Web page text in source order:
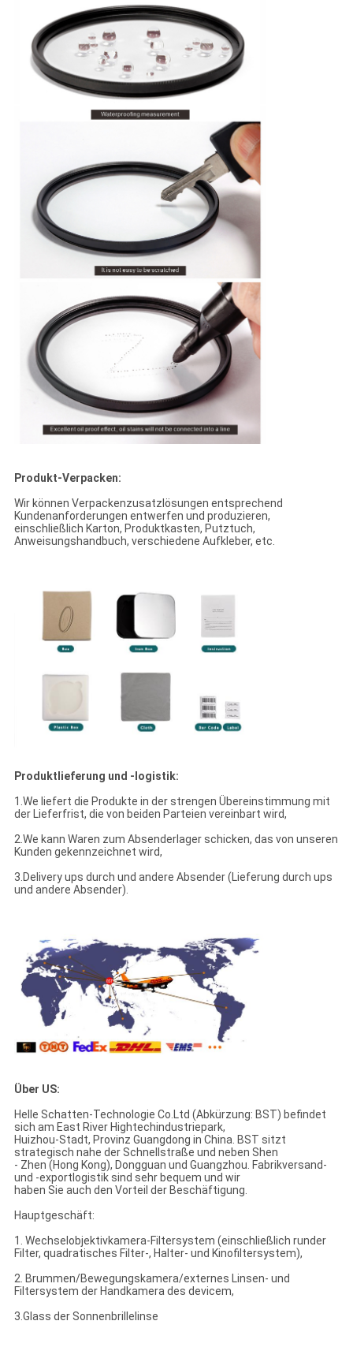
Produkt-Verpacken:
Wir können Verpackenzusatzlösungen entsprechend
Kundenanforderungen entwerfen und produzieren,
einschließlich Karton, Produktkasten, Putztuch,
Anweisungshandbuch, verschiedene Aufkleber, etc.
Produktlieferung und -logistik:
1.We liefert die Produkte in der strengen Übereinstimmung mit
der Lieferfrist, die von beiden Parteien vereinbart wird,
2.We kann Waren zum Absenderlager schicken, das von unseren
Kunden gekennzeichnet wird,
3.Delivery ups durch und andere Absender (Lieferung durch ups
und andere Absender).
Über US:
Helle Schatten-Technologie Co.Ltd (Abkürzung: BST) befindet
sich am East River Hightechindustriepark,
Huizhou-Stadt, Provinz Guangdong in China. BST sitzt
strategisch nahe der Schnellstraße und neben Shen
- Zhen (Hong Kong), Dongguan und Guangzhou. Fabrikversand-
und -exportlogistik sind sehr bequem und wir
haben Sie auch den Vorteil der Beschäftigung.
Hauptgeschäft:
1. Wechselobjektivkamera-Filtersystem (einschließlich runder
Filter, quadratisches Filter-, Halter- und Kinofiltersystem),
2. Brummen/Bewegungskamera/externes Linsen- und
Filtersystem der Handkamera des devicem,
3.Glass der Sonnenbrillelinse